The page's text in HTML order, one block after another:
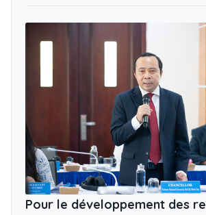
Pour le développement des